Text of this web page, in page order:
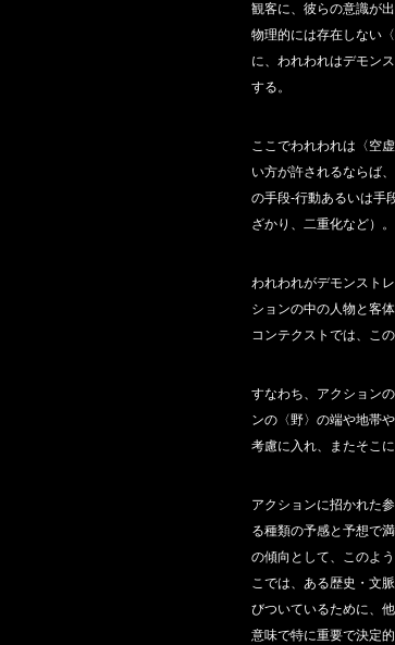
観客に、彼らの意識が
物理的には存在しない
に、われわれはデモン
する。
ここでわれわれは〈空
い方が許されるならば
の手段‐行動あるいは手
ざかり、二重化など）。
われわれがデモンスト
ションの中の人物と客
コンテクストでは、こ
すなわち、アクション
ンの〈野〉の端や地帯
考慮に入れ、またそこ
アクションに招かれた
る種類の予感と予想で
の傾向として、このよ
こでは、ある歴史・文
びついているために、
意味で特に重要で決定